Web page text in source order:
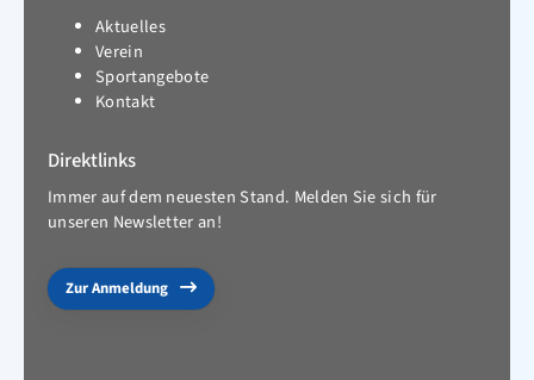
Aktuelles
Verein
Sportangebote
Kontakt
Direktlinks
Immer auf dem neuesten Stand. Melden Sie sich für
unseren Newsletter an!
Zur Anmeldung